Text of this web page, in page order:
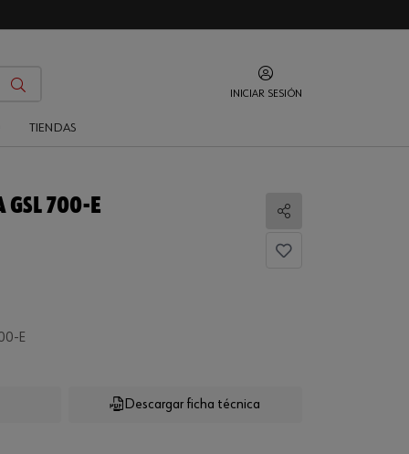
INICIAR SESIÓN
TIENDAS
GSL 700-E
Compartir
E
Descargar ficha técnica